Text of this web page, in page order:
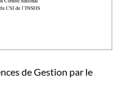
de Gestion par le